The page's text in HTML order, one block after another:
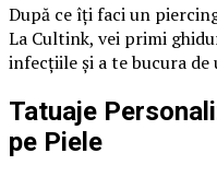
După ce îți faci un
La Cultink, vei primi
infecțiile și a te bucura
Tatuaje
pe Piele